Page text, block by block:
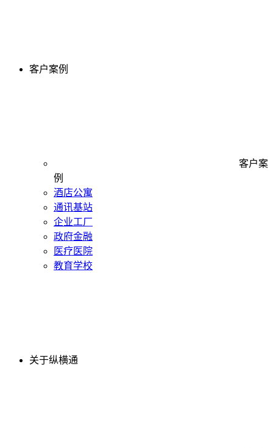
客户案例
客户案
例
酒店公寓
通讯基站
企业工厂
政府金融
医疗医院
教育学校
关于纵横通